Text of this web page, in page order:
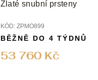
Zlaté snubní prsteny
KÓD: ZPMO899
53 760 Kč
BĚŽNĚ DO 4 TÝDNŮ